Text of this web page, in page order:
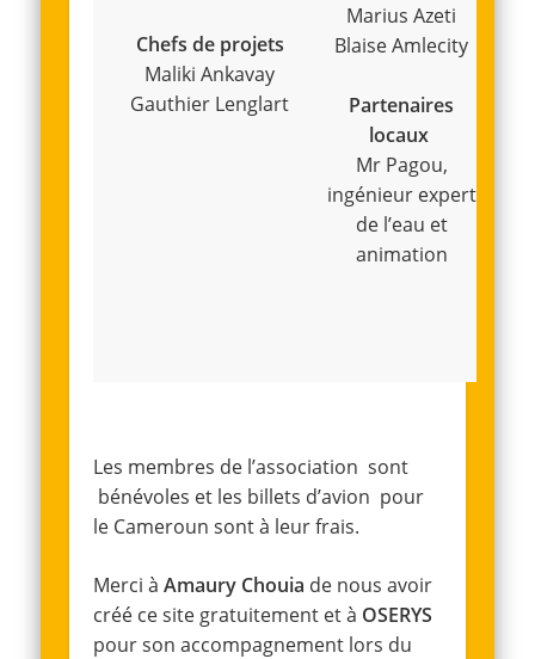
Chefs de projets
Maliki Ankavay
Gauthier Lenglart
Marius Azeti
Blaise Amlecity
Partenaires
locaux
Mr Pagou,
ingénieur expert
de l’eau et
animation
Les membres de l’association sont
bénévoles et les billets d’avion pour
le Cameroun sont à leur frais.
Merci àAmaury Chouia de nous avoir
créé ce site gratuitement et à OSERYS
pour son accompagnement lors du